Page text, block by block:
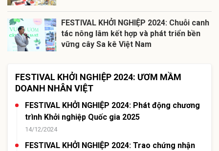
FESTIVAL KHỞI NGHIỆP 2024: Chuỗi canh
tác nông lâm kết hợp và phát triển bền
vững cây Sa kê Việt Nam
FESTIVAL KHỞI NGHIỆP 2024: ƯƠM MẦM
DOANH NHÂN VIỆT
FESTIVAL KHỞI NGHIỆP 2024: Phát động chương
trình Khởi nghiệp Quốc gia 2025
14/12/2024
FESTIVAL KHỞI NGHIỆP 2024: Trao chứng nhận